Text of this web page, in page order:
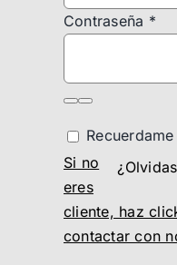
Contraseña *
Recuerdame
Si no
eres
cliente, haz
contactar con